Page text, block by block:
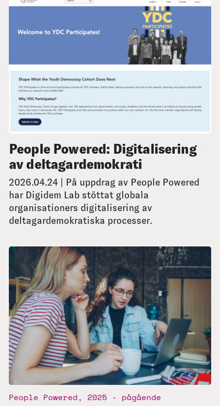
People Powered: Digitalisering
av deltagardemokrati
2026.04.24 | På uppdrag av People Powered
har Digidem Lab stöttat globala
organisationers digitalisering av
deltagardemokratiska processer.
People Powered, 2025 - pågående